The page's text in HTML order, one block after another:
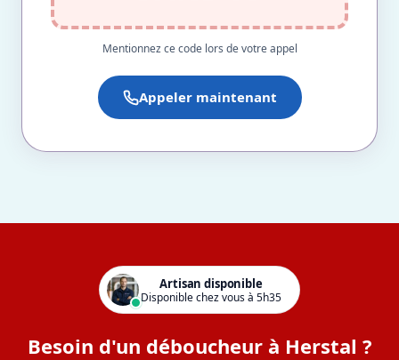
Mentionnez ce code lors de votre appel
Appeler maintenant
Artisan disponible
Disponible chez vous à 5h35
Besoin d'un déboucheur à Herstal ?